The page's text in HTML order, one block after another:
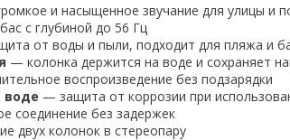
и насыщенное звучание для улицы и
с глубиной до 56 Гц
от воды и пыли, подходит для пляжа и
— колонка держится на воде и сохраняет
воспроизведение без подзарядки
воде — защита от коррозии при
соединение без задержек
двух колонок в стереопару